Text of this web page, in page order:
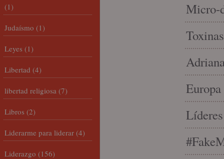
Micro-
(1)
Judaísmo (1)
Leyes (1)
Libertad (4)
libertad religiosa (7)
Libros (2)
Liderarme para liderar (4)
Liderazgo (156)